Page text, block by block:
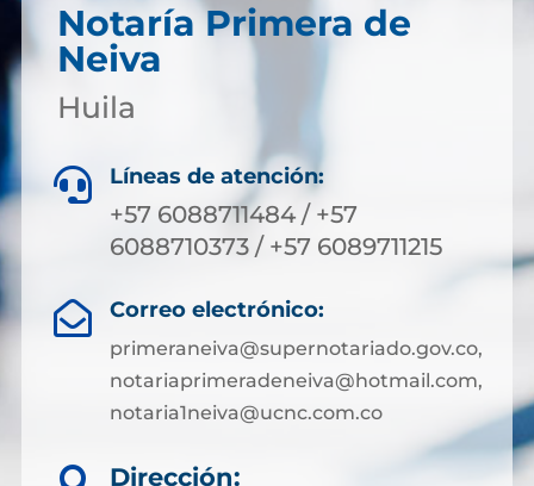
Notaría Primera de
Neiva
Huila
 Líneas de atención:
+57 6088711484 / +57
6088710373 / +57 6089711215
 Correo electrónico:
primeraneiva@supernotariado.gov.co,
notariaprimeradeneiva@hotmail.com,
notaria1neiva@ucnc.com.co
Dirección: